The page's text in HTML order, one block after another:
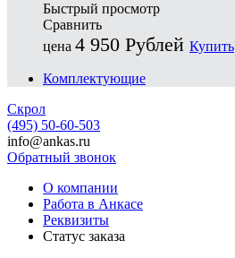
Быстрый просмотр
Сравнить
цена 4 950 Рублей Купить
Комплектующие
Скрол
(495) 50-60-503
info@ankas.ru
Обратный звонок
О компании
Работа в Анкасе
Реквизиты
Статус заказа